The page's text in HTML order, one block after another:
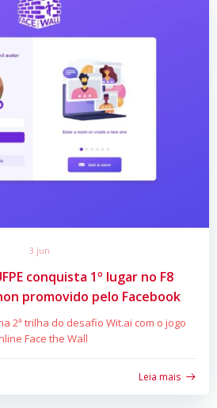
3 jun
conquista 1º lugar no F8
promovido pelo Facebook
2ª trilha do desafio Wit.ai com o jogo
Face the Wall
Leia mais